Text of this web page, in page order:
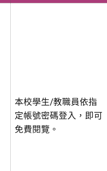
本校學生/教職員依指
定帳號密碼登入，即可
免費閱覽。